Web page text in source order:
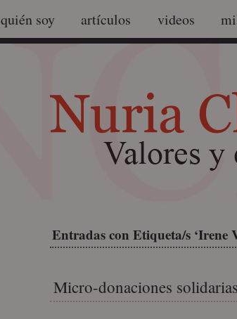
quién soy artículos videos
Entradas con Etiqueta/s ‘Irene
Micro-donaciones solidarias